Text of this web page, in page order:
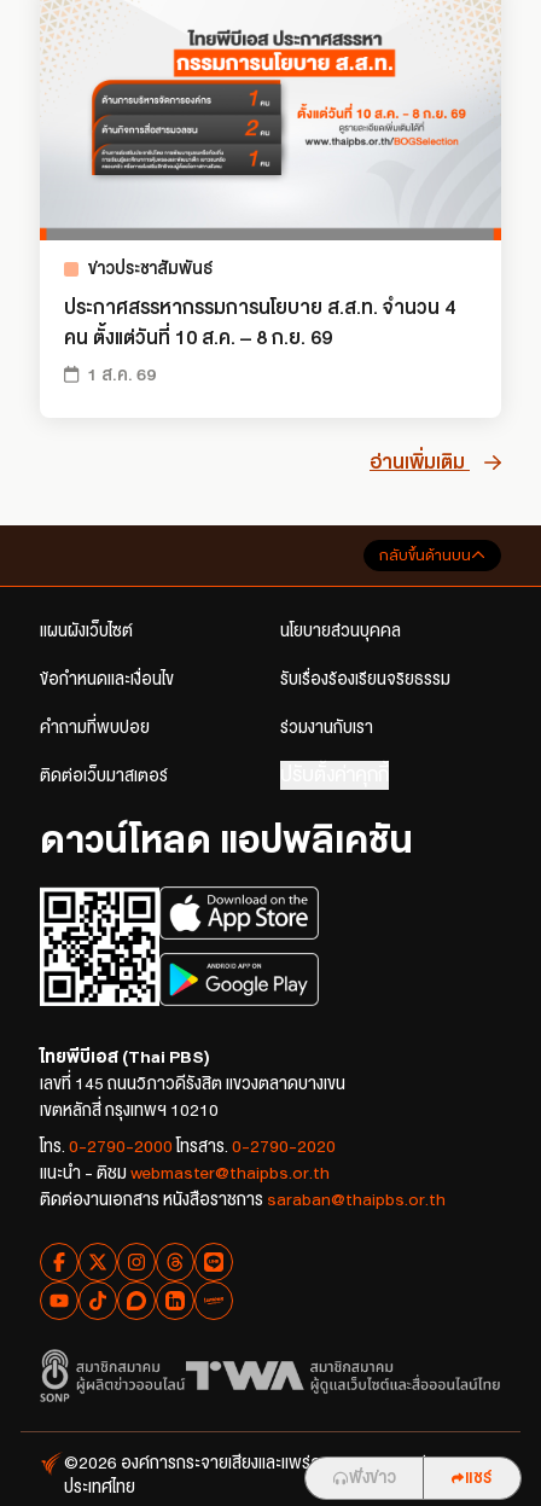
ข่าวประชาสัมพันธ์
ประกาศสรรหากรรมการนโยบาย ส.ส.ท. จำนวน 4
คน ตั้งแต่วันที่ 10 ส.ค. – 8 ก.ย. 69
1 ส.ค. 69
อ่านเพิ่มเติม
ฟังข่าว แชร์
กลับขึ้นด้านบน
แผนผังเว็บไซต์ นโยบายส่วนบุคคล
ข้อกำหนดและเงื่อนไข รับเรื่องร้องเรียนจริยธรรม
คำถามที่พบบ่อย ร่วมงานกับเรา
ติดต่อเว็บมาสเตอร์
ดาวน์โหลด แอปพลิเคชัน
ไทยพีบีเอส (Thai PBS)
เลขที่ 145 ถนนวิภาวดีรังสิต แขวงตลาดบางเขน
เขตหลักสี่ กรุงเทพฯ 10210
โทร. 0-2790-2000 โทรสาร. 0-2790-2020
แนะนำ - ติชม webmaster@thaipbs.or.th
ติดต่องานเอกสาร หนังสือราชการ saraban@thaipbs.or.th
©2026 องค์การกระจายเสียงและแพร่ภาพสาธารณะแห่ง
ประเทศไทย